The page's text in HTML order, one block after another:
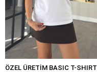
ÖZEL ÜRETİM BASIC T-SHIRT